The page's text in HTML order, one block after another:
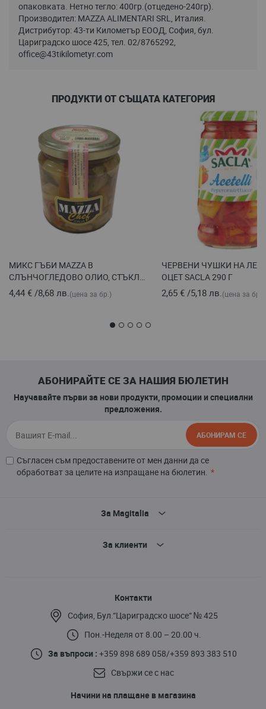
опаковката. Нетно тегло: 400гр.(отцедено-240гр).
Производител: MAZZA ALIMENTARI SRL, Италия.
Дистрибутор: 43-ти Километър ЕООД, София, бул.
Цариградско шосе 425, тел. 02/8765292,
office@43tikilometyr.com
ПРОДУКТИ ОТ СЪЩАТА КАТЕГОРИЯ
МИКС ГЪБИ MAZZA В
СЛЪНЧОГЛЕДОВО ОЛИО, СТЪКЛО
300 Г
4,44 € /8,68 лв. (цена за бр.)
ЧЕРВЕНИ ЧУШКИ НА
ОЦЕТ SACLA 290 Г
2,65 €/5,18 лв. (цена за бр.)
АБОНИРАЙТЕ СЕ ЗА НАШИЯ БЮЛЕТИН
Научавайте първи за нови продукти, промоции и специални
предложения.
Съгласен съм предоставените от мен данни да се
обработват за целите на изпращане на бюлетин.
АБОНИРАМ СЕ
За Magitalia
За клиенти
Контакти
София, Бул.“Цариградско шосе“ № 425
Пон.-Неделя от 8.00 – 20.00 ч.
За въпроси : +359 898 689 058/+359 893 383 510
Свържи се с нас
Начини на плащане в магазина